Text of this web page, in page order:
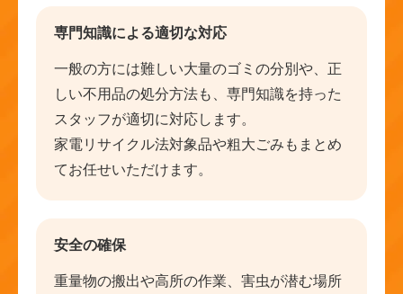
専門知識による適切な対応
一般の方には難しい大量のゴミの分別や、正
しい不用品の処分方法も、専門知識を持った
スタッフが適切に対応します。
家電リサイクル法対象品や粗大ごみもまとめ
てお任せいただけます。
安全の確保
重量物の搬出や高所の作業、害虫が潜む場所